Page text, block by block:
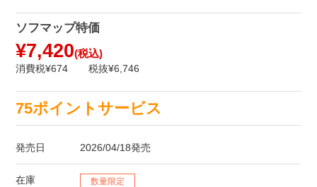
ソフマップ特価
¥7,420(税込)
消費税¥674 税抜¥6,746
75ポイントサービス
発売日 2026/04/18発売
在庫 数量限定